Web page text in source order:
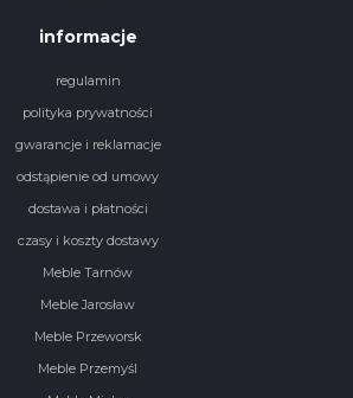
informacje
regulamin
polityka prywatności
gwarancje i reklamacje
odstąpienie od umowy
dostawa i płatności
czasy i koszty dostawy
Meble Tarnów
Meble Jarosław
Meble Przeworsk
Meble Przemyśl